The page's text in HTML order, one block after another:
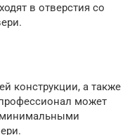
в отверстия со
конструкции, а также
может